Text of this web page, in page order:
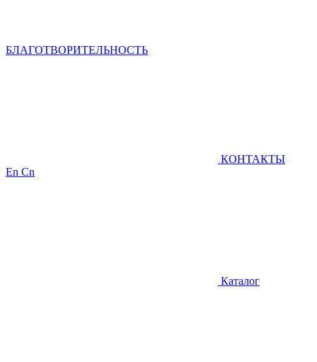
БЛАГОТВОРИТЕЛЬНОСТЬ
КОНТАКТЫ
En Cn
Каталог